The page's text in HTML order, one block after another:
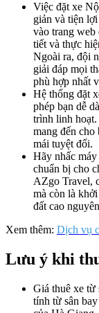
Việc đặt xe
giản và tiện
vào trang web
tiết và thực
Ngoài ra, đội
giải đáp mọi
phù hợp nhất
Hệ thống đặt
phép bạn dễ
trình linh
mang đến cho
mái tuyệt đối.
Hãy nhấc
chuẩn bị cho
AZgo Travel,
mà còn là
đất cao
Xem thêm: Dịch vụ
Lưu ý khi
Giá thuê xe
tính từ sân